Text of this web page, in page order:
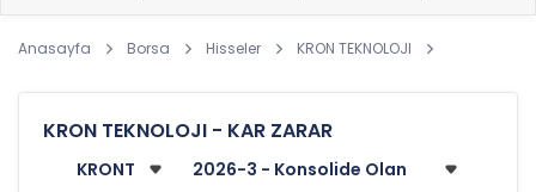
Anasayfa Borsa Hisseler KRON TEKNOLOJI
KRON TEKNOLOJI - KAR ZARAR